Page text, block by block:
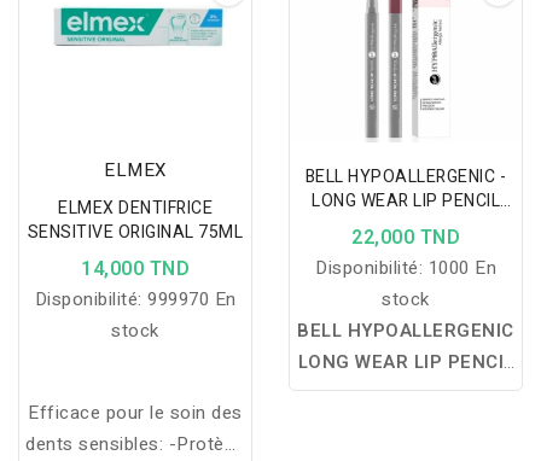
ELMEX
ELMEX DENTIFRICE
SENSITIVE ORIGINAL 75ML
14,000 TND
Disponibilité: 999970 En
stock
Efficace pour le soin des
dents sensibles: -Protège
BELL HYPOALLERGENIC -
LONG WEAR LIP PENCIL
CRAYON LÈVRES - 06
MAUVE
22,000 TND
Disponibilité: 1000 En
stock
BELL HYPOALLERGENIC
LONG WEAR LIP PENCIL
CRAYON LÈVRES – 06